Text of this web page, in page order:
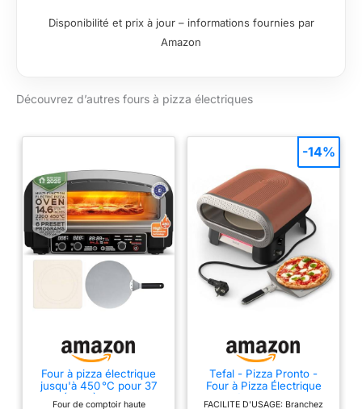
Sélecteur de
résistances,
Température de
Casapulla fabriqué en
Italie de série avec un
diamètre de 34 cm,
épaisseur de 2 cm
Thermomètre intégré
pour contrôle de la
température
Disponibilité et prix à jour – informations fournies par
Amazon
Découvrez d’autres fours à pizza électriques
Four à pizza électrique
jusqu'à 450 °C pour 37
cm (14.6") Pizza New
Four de comptoir haute
Tefal - Pizza Pronto -
Four à Pizza Électrique
FACILITE D'USAGE: Branchez
-14%